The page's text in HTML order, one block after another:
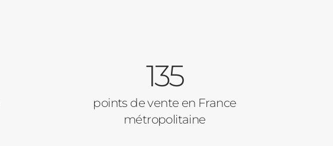
135
points de vente en France
métropolitaine